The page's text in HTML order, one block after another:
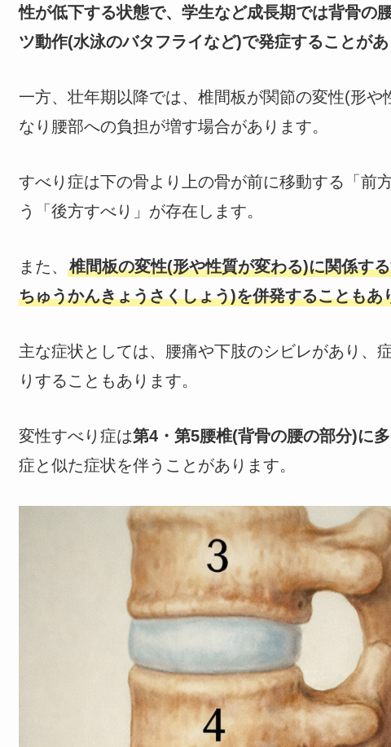
性が低下する状態で、学生など成長期では背骨の
ツ動作(水泳のバタフライなど)で発症することがあ
一方、壮年期以降では、椎間板が関節の変性(形や
なり腰部への負担が増す場合があります。
すべり症は下の骨より上の骨が前に移動する「前
う「後方すべり」が存在します。
また、 椎間板の変性(形や性質が変わる)に関係す
ちゅうかんきょうさくしょう)を併発することもあ
主な症状としては、腰痛や下肢のシビレがあり、
りすることもあります。
変性すべり症は第4・第5腰椎(背骨の腰の部分)に多
症と似た症状を伴うことがあります。